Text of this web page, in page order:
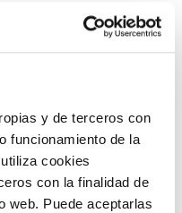
y de terceros con
funcionamiento de la
cookies
con la finalidad de
web. Puede aceptarlas
SEGURIDAD Y
datos facilitados, con la
planteadas a través
solicitada. Podrá
rectificación,